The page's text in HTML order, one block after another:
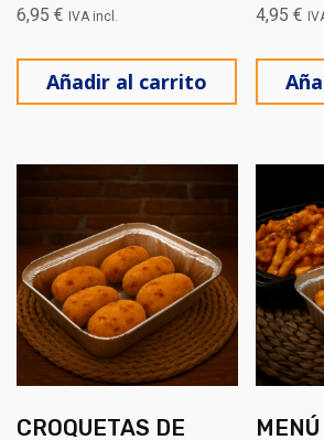
6,95 € IVA incl.
Añadir al carrito
4,95€
CROQUETAS DE